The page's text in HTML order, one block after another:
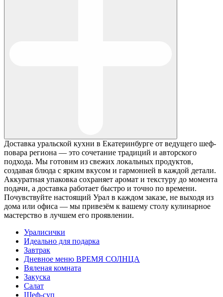
Доставка уральской кухни в Екатеринбурге от ведущего шеф-
повара региона — это сочетание традиций и авторского
подхода. Мы готовим из свежих локальных продуктов,
создавая блюда с ярким вкусом и гармонией в каждой детали.
Аккуратная упаковка сохраняет аромат и текстуру до момента
подачи, а доставка работает быстро и точно по времени.
Почувствуйте настоящий Урал в каждом заказе, не выходя из
дома или офиса — мы привезём к вашему столу кулинарное
мастерство в лучшем его проявлении.
Уралисички
Идеально для подарка
Завтрак
Дневное меню ВРЕМЯ СОЛНЦА
Вяленая комната
Закуска
Салат
Шеф-суп